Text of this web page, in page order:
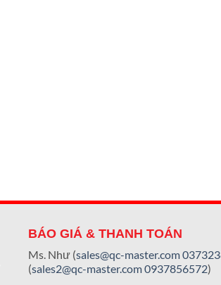
BÁO GIÁ & THANH TOÁN
Ms. Như (sales@qc-master.com
(sales2@qc-master.com0937856572)